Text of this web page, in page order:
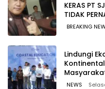
KERAS PT
TIDAK
WAWOONE!
BREAKING
Lindungi
Bitung,
NEWS